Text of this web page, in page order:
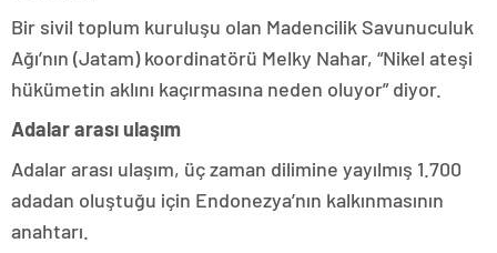
Bir sivil toplum kuruluşu olan Madencilik Savunuculuk
Ağı’nın (Jatam) koordinatörü Melky Nahar, “Nikel ateşi
hükümetin aklını kaçırmasına neden oluyor” diyor.
Adalar arası ulaşım
Adalar arası ulaşım, üç zaman dilimine yayılmış 1.700
adadan oluştuğu için Endonezya’nın kalkınmasının
anahtarı.